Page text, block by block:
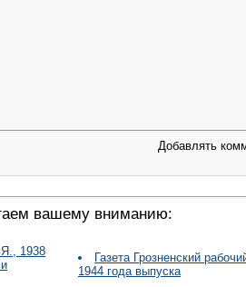
Добавлять
вашему вниманию:
1938
Газета Грозненский
1944 года выпуска